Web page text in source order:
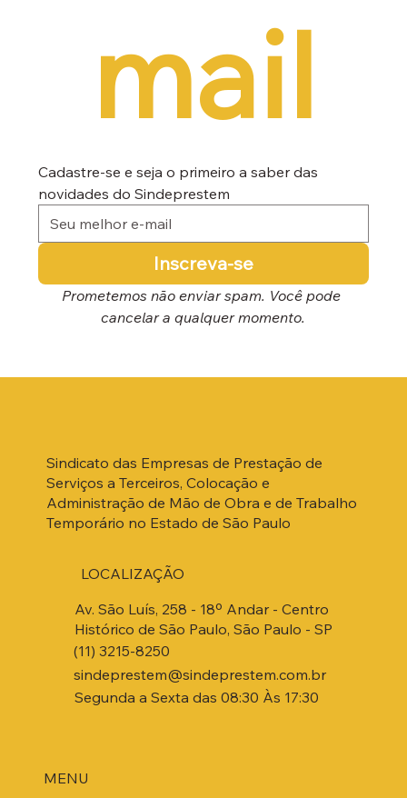
mail
Cadastre-se e seja o primeiro a saber das
novidades do Sindeprestem
Inscreva-se
Prometemos não enviar spam. Você pode
cancelar a qualquer momento.
Sindicato das Empresas de Prestação de
Serviços a Terceiros, Colocação e
Administração de Mão de Obra e de Trabalho
Temporário no Estado de São Paulo
MENU
Av. São Luís, 258 - 18º Andar - Centro
Histórico de São Paulo, São Paulo - SP
(11) 3215-8250
sindeprestem@sindeprestem.com.br
Segunda a Sexta das 08:30 Às 17:30
LOCALIZAÇÃO